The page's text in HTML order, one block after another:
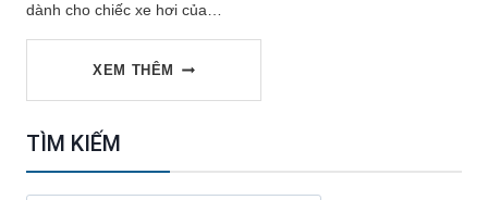
dành cho chiếc xe hơi của…
XEM THÊM CÔNG
TÌM KIẾM